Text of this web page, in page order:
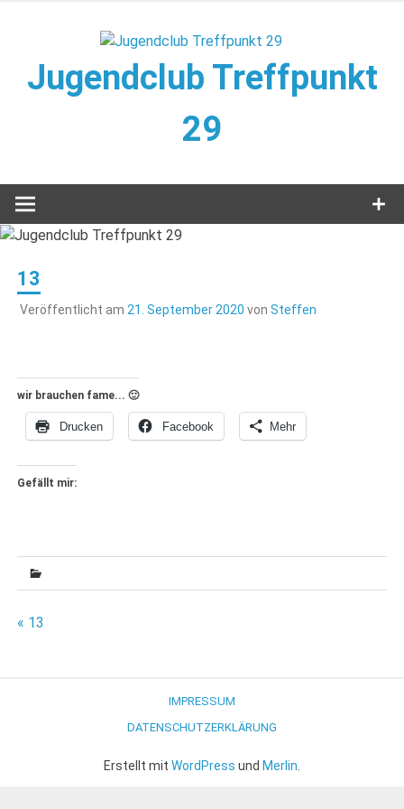
Jugendclub Treffpunkt
29
13
Veröffentlicht am 21. September 2020 von Steffen
wir brauchen fame... 🙂
Drucken Facebook Mehr
Gefällt mir:
Beitragsnavigation
« 13
IMPRESSUM
DATENSCHUTZERKLÄRUNG
Erstellt mit WordPress und Merlin